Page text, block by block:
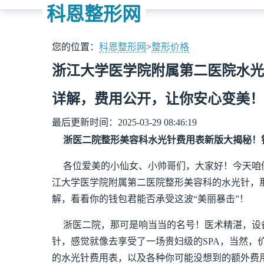
科恩整形网
您的位置： 科恩整形网>整形价格
浙江大学医学院附属第二医院水
详解，费用公开，让你安心变美！
最后更新时间：2025-03-29 08:46:19
浙医二院整形美容科水光针费用表新版大揭秘！
各位爱美的小仙女、小帅哥们，大家好！今天
江大学医学院附属第二医院整形美容科的水光针
解，看看你的钱包君能否承受这波“美丽暴击”！
浙医二院，那可是响当当的名号！医术精湛，
针，感觉就像去享受了一场贵妇级的SPA，当然
的水光针费用表，以及各种你可能没想到的额外